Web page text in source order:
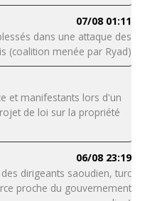
07/08 01:11
dans une attaque des
(coalition menée par Ryad)
et manifestants lors d'un
de loi sur la propriété
06/08 23:19
dirigeants saoudien, turc
proche du gouvernement